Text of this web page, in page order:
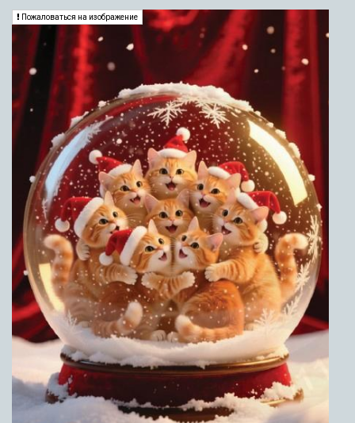
Пожаловаться на изображение